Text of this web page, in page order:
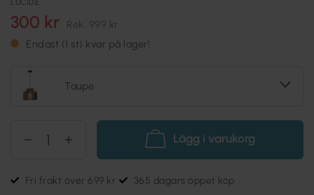
LUCIDE
300 kr Rek. 999 kr
Endast (1 st) kvar på lager!
Taupe
Lägg i varukorg
Fri frakt över 699 kr 365 dagars öppet köp